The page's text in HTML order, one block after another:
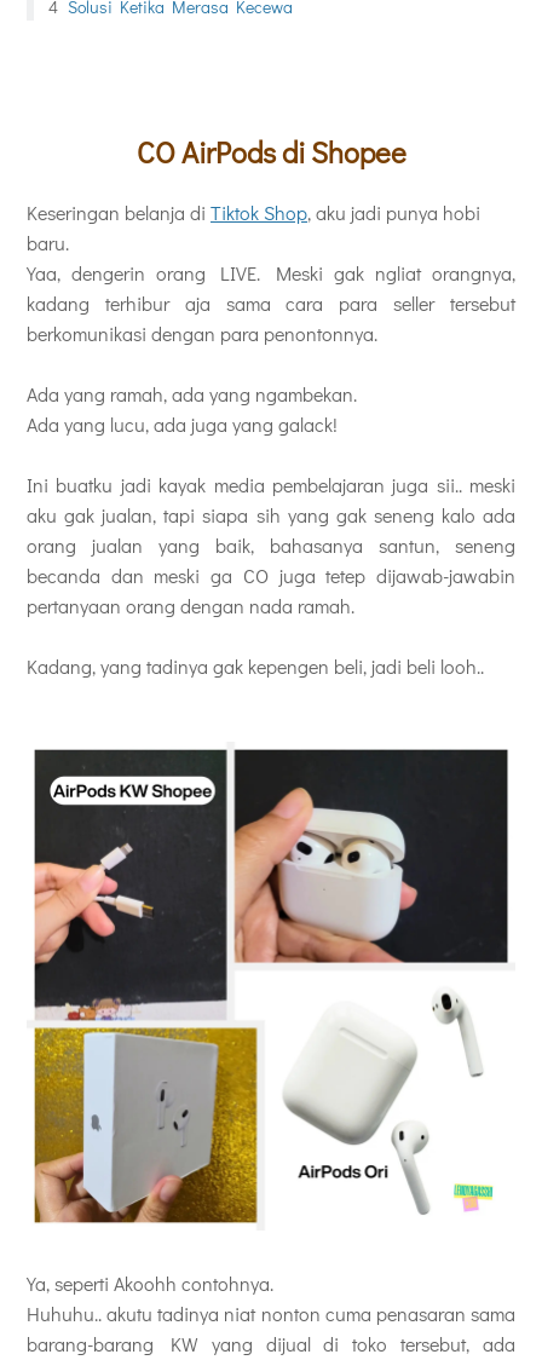
Solusi Ketika Merasa Kecewa
COAirPods di Shopee
Keseringan belanja di Tiktok Shop, aku jadi punya hobi
baru.
Yaa, dengerin orang LIVE. Meski gak ngliat orangnya,
kadang terhibur aja sama cara para seller tersebut
berkomunikasi dengan para penontonnya.
Ada yang ramah, ada yang ngambekan.
Ada yang lucu, ada juga yang galack!
Ini buatku jadi kayak media pembelajaran juga sii.. meski
aku gak jualan, tapi siapa sih yang gak seneng kalo ada
orang jualan yang baik, bahasanya santun, seneng
becanda dan meski ga CO juga tetep dijawab-jawabin
pertanyaan orang dengan nada ramah.
Kadang, yang tadinya gak kepengen beli, jadi beli looh..
Ya, seperti Akoohh contohnya.
Huhuhu.. akutu tadinya niat nonton cuma penasaran sama
barang-barang KW yang dijual di toko tersebut, ada